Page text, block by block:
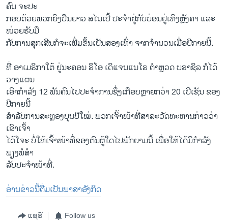
ຄົນ ຈະປະ
ກອບດ້ວຍພວກຍິງປືນຍາວ ສໄນເປີ້ ປະຈຳຢູ່ກັບບ່ອນຢູ່ເທິງຫຼັງຄາ ແລະ
ໜ່ວຍຮັບມື
ກັບການສຸກເສີນກໍຈະເພີ່ມຂຶ້ນເປັນສອງເທົ່າ ຈາກຈຳນວນເມື່ອປີກາຍນີ້.
ທີ່ ອາເມຣິກາໃຕ້ ຢູ່ນະຄອນ ຣິໂອ ເດິແຈນແນໂຣ ຕຳຫຼວດ ບຣາຊິລ ກໍໄດ້
ວາງແຜນ
ເອົາກຳລັງ 12 ພັນຄົນໄປປະຈຳການຊຶ່ງເກືອບຫຼາຍກວ່າ 20 ເປີເຊັນ ຂອງ
ປີກາຍນີ້
ສຳລັບການສະຫຼອງບຸນປີໃໝ່. ພວກເຈົ້າໜ້າທີ່ສາລະວັດທະຫານກ່າວວ່າ
ເຂົາເຈົ້າ
ໄດ້ໂຈະ ບໍ່ໃຫ້ເຈົ້າໜ້າທີ່ຂອງຕົນຜູ້ໃດໄປພັກຍາມນີ້ ເພື່ອໃຫ້ໄດ້ມິກຳລັງ
ພຽງພໍສຳ
ລັບປະຈຳໜ້າທີ່.
ອ່ານຂ່າວນີ້ຕື່ມເປັນພາສາອັງກິດ
ແຊຣ໌ Follow us